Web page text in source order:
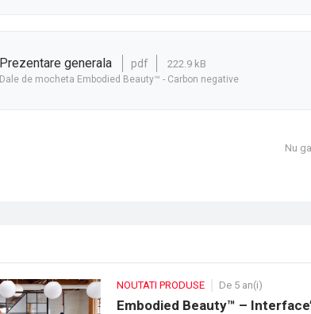
prezentare generala pdf 222.9 kB
Dale de mocheta Embodied Beauty™ - Carbon negative
Nu
NOUTATI PRODUSE De 5 an(i)
Embodied Beauty™ –